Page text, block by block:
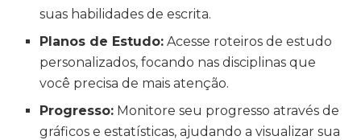
suas habilidades de escrita.
Planos de Estudo: Acesse roteiros de estudo
personalizados, focando nas disciplinas que
você precisa de mais atenção.
Progresso: Monitore seu progresso através de
gráficos e estatísticas, ajudando a visualizar sua